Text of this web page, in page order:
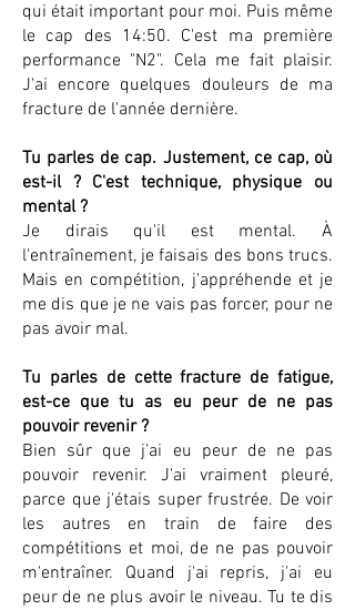
qui était important pour moi. Puis même
le cap des 14:50. C'est ma première
performance "N2". Cela me fait plaisir.
J'ai encore quelques douleurs de ma
fracture de l'année dernière.
Tu parles de cap. Justement, ce cap, où
est-il ? C'est technique, physique ou
mental ?
Je dirais qu'il est mental. À
l'entraînement, je faisais des bons trucs.
Mais en compétition, j'appréhende et je
me dis que je ne vais pas forcer, pour ne
pas avoir mal.
Tu parles de cette fracture de fatigue,
est-ce que tu as eu peur de ne pas
pouvoir revenir ?
Bien sûr que j'ai eu peur de ne pas
pouvoir revenir. J'ai vraiment pleuré,
parce que j'étais super frustrée. De voir
les autres en train de faire des
compétitions et moi, de ne pas pouvoir
m'entraîner. Quand j'ai repris, j'ai eu
peur de ne plus avoir le niveau. Tu te dis